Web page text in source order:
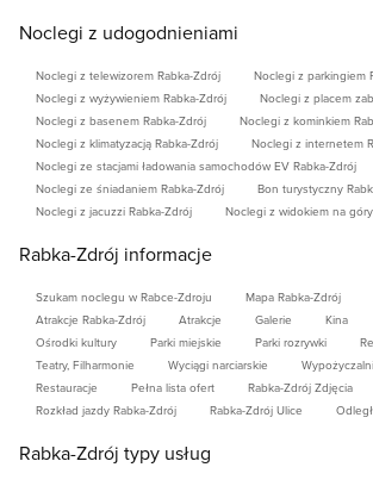
Noclegi z udogodnieniami
Noclegi z telewizorem Rabka-Zdrój
Noclegi z parkingiem
Noclegi z wyżywieniem Rabka-Zdrój
Noclegi z placem
Noclegi z basenem Rabka-Zdrój
Noclegi z kominkiem
Noclegi z klimatyzacją Rabka-Zdrój
Noclegi z internetem
Noclegi ze stacjami ładowania samochodów EV Rabka-Zdrój
Noclegi ze śniadaniem Rabka-Zdrój
Bon turystyczny
Noclegi z jacuzzi Rabka-Zdrój
Noclegi z widokiem na
Rabka-Zdrój informacje
Szukam noclegu w Rabce-Zdroju Mapa Rabka-Zdrój
Atrakcje Rabka-Zdrój
Atrakcje Galerie Kina
Ośrodki kultury
Parki miejskie Parki rozrywki
Teatry, Filharmonie
Wyciągi narciarskie
Restauracje
Pełna lista ofert
Rabka-Zdrój Zdjęcia
Rozkład jazdy Rabka-Zdrój
Rabka-Zdrój Ulice
Rabka-Zdrój typy usług